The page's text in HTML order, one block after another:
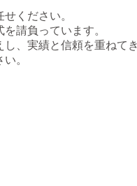
ください。
請負っています。
、実績と信頼を重ねてき
。